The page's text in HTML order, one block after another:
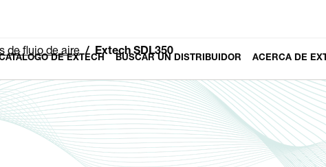
DE EXTECH BUSCAR UN DISTRIBUIDOR ACERCA DE
de flujo de aire Extech SDL350